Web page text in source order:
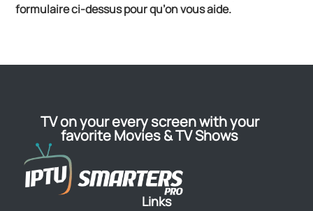
formulaire ci-dessus pour qu’on vous aide.
TV on your every screen with your
favorite Movies & TV Shows
Links